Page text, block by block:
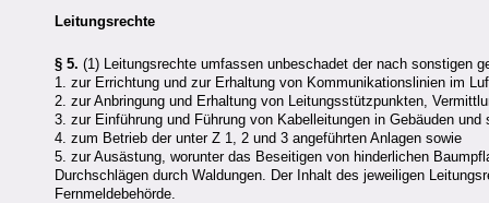
Leitungsrechte
§ 5. (1) Leitungsrechte umfassen unbeschadet der nach sonstigen
1. zur Errichtung und zur Erhaltung von Kommunikationslinien im
2. zur Anbringung und Erhaltung von Leitungsstützpunkten,
3. zur Einführung und Führung von Kabelleitungen in Gebäuden
4. zum Betrieb der unter Z 1, 2 und 3 angeführten Anlagen sowie
5. zur Ausästung, worunter das Beseitigen von hinderlichen
Durchschlägen durch Waldungen. Der Inhalt des jeweiligen
Fernmeldebehörde.